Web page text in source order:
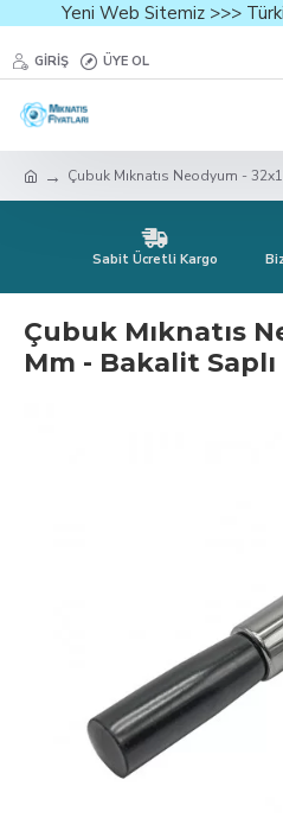
Yeni Web Sitemiz >>>
GIRIŞ ÜYE OL
Çubuk Mıknatıs Neodyum -
Sabit Ücretli Kargo
Çubuk Mıknatıs
Mm - Bakalit Saplı